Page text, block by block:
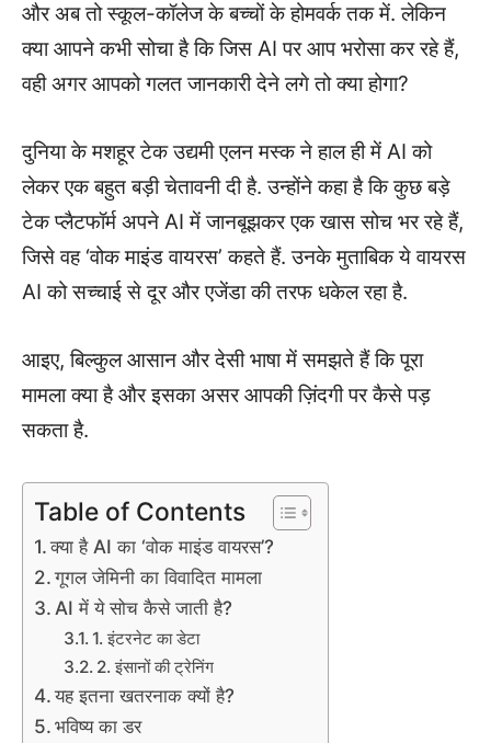
और अब तो स्कूल-कॉलेज के बच्चों के होमवर्क तक में. लेकिन
क्या आपने कभी सोचा है कि जिस AI पर आप भरोसा कर रहे हैं,
वही अगर आपको गलत जानकारी देने लगे तो क्या होगा?
दुनिया के मशहूर टेक उद्यमी एलन मस्क ने हाल ही में AI को
लेकर एक बहुत बड़ी चेतावनी दी है. उन्होंने कहा है कि कुछ बड़े
टेक प्लैटफॉर्म अपने AI में जानबूझकर एक खास सोच भर रहे हैं,
जिसे वह ‘वोक माइंड वायरस’ कहते हैं. उनके मुताबिक ये वायरस
AI को सच्चाई से दूर और एजेंडा की तरफ धकेल रहा है.
आइए, बिल्कुल आसान और देसी भाषा में समझते हैं कि पूरा
मामला क्या है और इसका असर आपकी ज़िंदगी पर कैसे पड़
सकता है.
Table of Contents
क्या है AI का ‘वोक माइंड वायरस’?
गूगल जेमिनी का विवादित मामला
AI में ये सोच कैसे जाती है?
1. इंटरनेट का डेटा
2. इंसानों की ट्रेनिंग
यह इतना खतरनाक क्यों है?
भविष्य का डर